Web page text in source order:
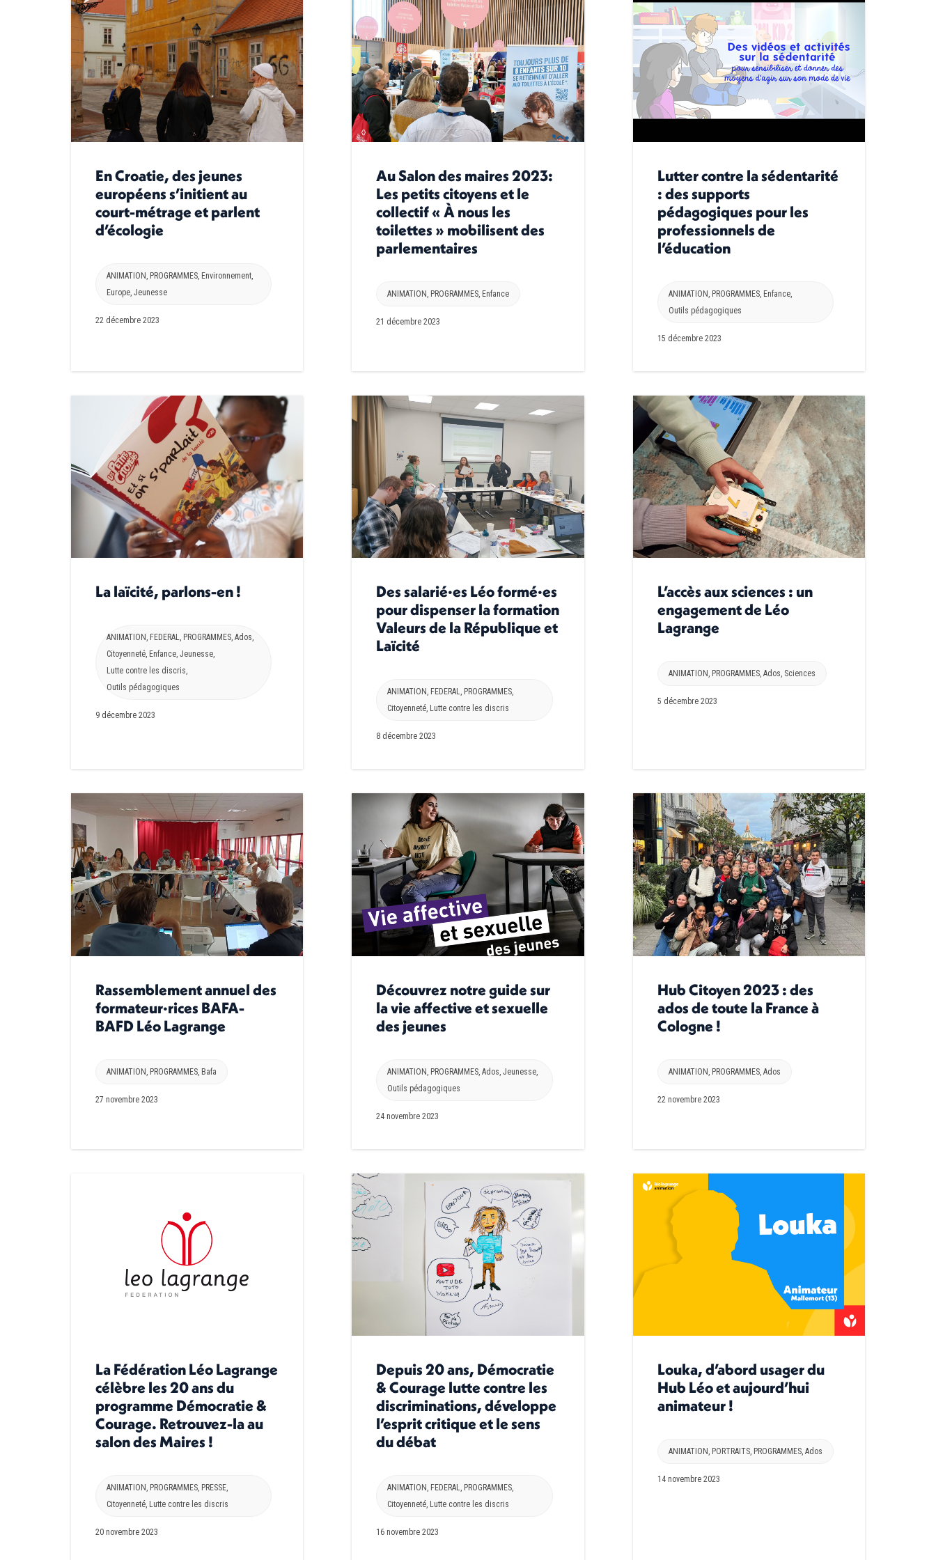
En Croatie, des jeunes
européens s’initient au
court-métrage et parlent
d’écologie
ANIMATION PROGRAMMES Environnement
Europe Jeunesse
22 décembre 2023
Au Salon des maires 2023:
Les petits citoyens et le
collectif « À nous les
toilettes » mobilisent des
parlementaires
ANIMATION PROGRAMMES Enfance
21 décembre 2023
Lutter contre la sédentarité
: des supports
pédagogiques pour les
professionnels de
l’éducation
ANIMATION PROGRAMMES, Enfance,
Outils pédagogiques
15 décembre 2023
La laïcité, parlons-en !
ANIMATION , FEDERAL, PROGRAMMES, Ados,
Citoyenneté, Enfance, Jeunesse,
Lutte contre les discris,
Outils pédagogiques
9 décembre 2023
Des salarié·es Léo formé·es
pour dispenser la formation
Valeurs de la République et
Laïcité
ANIMATION , FEDERAL, PROGRAMMES,
Citoyenneté, Lutte contre les discris
8 décembre 2023
L’accès aux sciences : un
engagement de Léo
Lagrange
ANIMATION , PROGRAMMES, Ados, Sciences
5 décembre 2023
Rassemblement annuel des
formateur·rices BAFA-
BAFD Léo Lagrange
ANIMATION PROGRAMMES Bafa
27 novembre 2023
Découvrez notre guide sur
la vie affective et sexuelle
des jeunes
ANIMATION PROGRAMMES ,Ados ,Jeunesse
Outils pédagogiques
24 novembre 2023
Hub Citoyen 2023 : des
ados de toute la France à
Cologne !
ANIMATION PROGRAMMES, Ados
22 novembre 2023
La Fédération Léo Lagrange
célèbre les 20 ans du
programme Démocratie &
Courage. Retrouvez-la au
salon des Maires !
ANIMATION , PROGRAMMES, PRESSE,
Citoyenneté, Lutte contre les discris
20 novembre 2023
Depuis 20 ans, Démocratie
& Courage lutte contre les
discriminations, développe
l’esprit critique et le sens
du débat
ANIMATION , FEDERAL, PROGRAMMES,
Citoyenneté, Lutte contre les discris
16 novembre 2023
Louka, d’abord usager du
Hub Léo et aujourd’hui
animateur !
ANIMATION , PORTRAITS, PROGRAMMES, Ados
14 novembre 2023